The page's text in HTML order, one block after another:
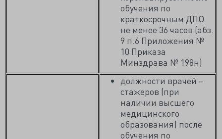
обучения по
краткосрочным ДПО
не менее 36 часов (абз.
9 п.6 Приложения №
10 Приказа
Минздрава № 198н)
должности врачей –
стажеров (при
наличии высшего
медицинского
образования) после
обучения по